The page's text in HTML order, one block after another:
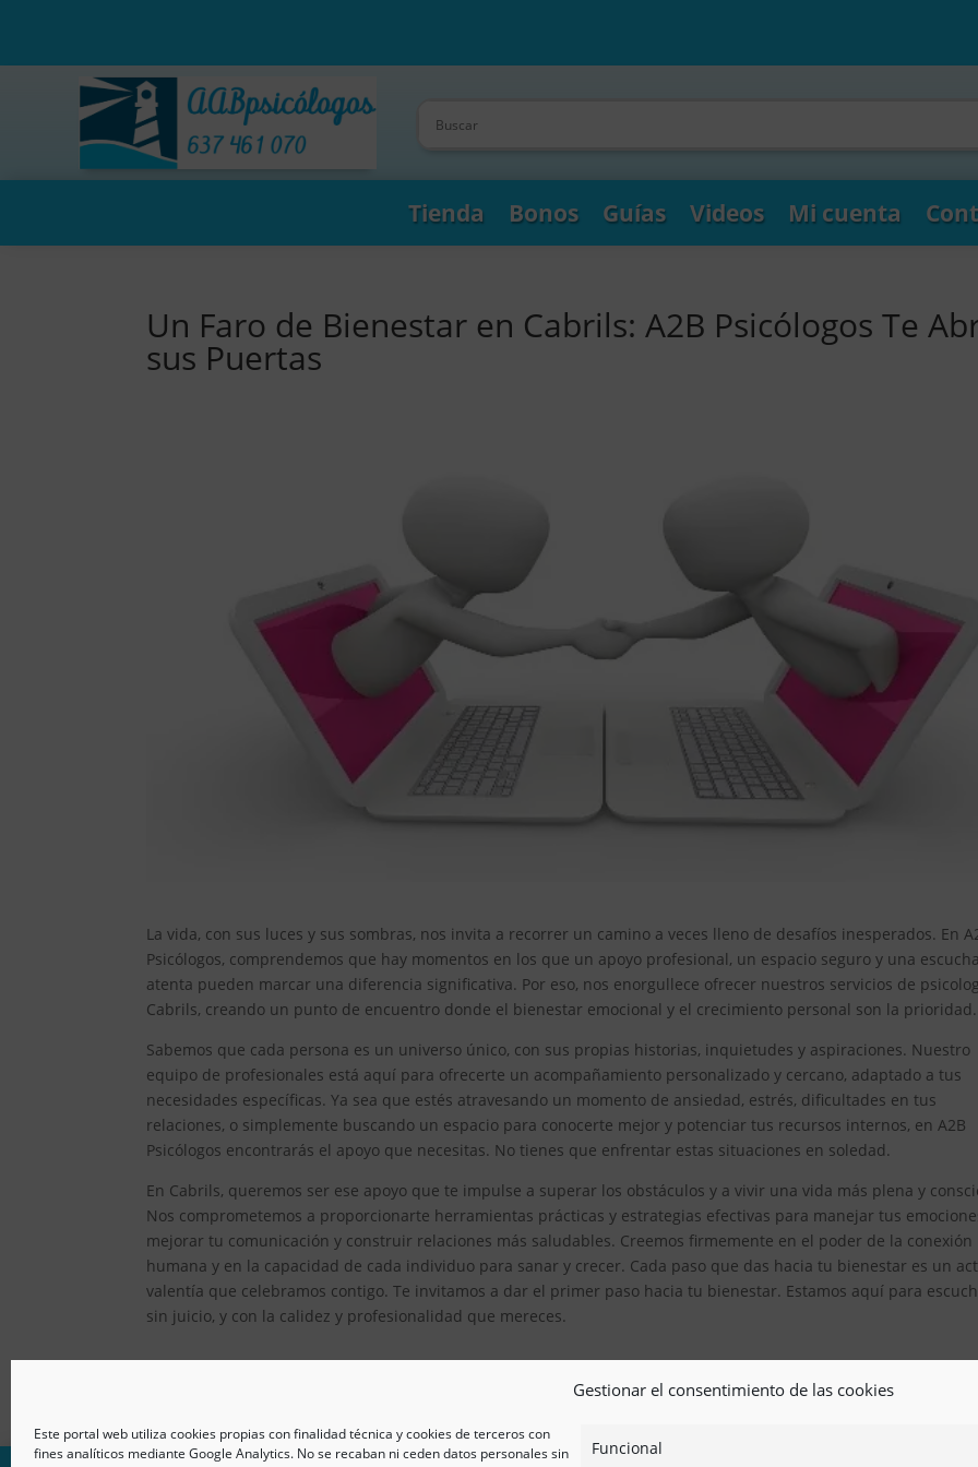
Gestionar el consentimiento de las cookies
Este portal web utiliza cookies propias con finalidad técnica y cookies de terceros con
fines analíticos mediante Google Analytics. No se recaban ni ceden datos personales sin
Funcional
Tienda Bonos Guías Videos Mi cuenta
Un Faro de Bienestar en Cabrils: A2B Psicólogos Te
sus Puertas
La vida, con sus luces y sus sombras, nos invita a recorrer un camino a veces lleno de desafíos inesperados. En
Psicólogos, comprendemos que hay momentos en los que un apoyo profesional, un espacio seguro y una
atenta pueden marcar una diferencia significativa. Por eso, nos enorgullece ofrecer nuestros servicios de
Cabrils, creando un punto de encuentro donde el bienestar emocional y el crecimiento personal son la prioridad.
Sabemos que cada persona es un universo único, con sus propias historias, inquietudes y aspiraciones. Nuestro
equipo de profesionales está aquí para ofrecerte un acompañamiento personalizado y cercano, adaptado a tus
necesidades específicas. Ya sea que estés atravesando un momento de ansiedad, estrés, dificultades en tus
relaciones, o simplemente buscando un espacio para conocerte mejor y potenciar tus recursos internos, en A2B
Psicólogos encontrarás el apoyo que necesitas. No tienes que enfrentar estas situaciones en soledad.
En Cabrils, queremos ser ese apoyo que te impulse a superar los obstáculos y a vivir una vida más plena y
Nos comprometemos a proporcionarte herramientas prácticas y estrategias efectivas para manejar tus
mejorar tu comunicación y construir relaciones más saludables. Creemos firmemente en el poder de la conexión
humana y en la capacidad de cada individuo para sanar y crecer. Cada paso que das hacia tu bienestar es un
valentía que celebramos contigo. Te invitamos a dar el primer paso hacia tu bienestar. Estamos aquí para
sin juicio, y con la calidez y profesionalidad que mereces.